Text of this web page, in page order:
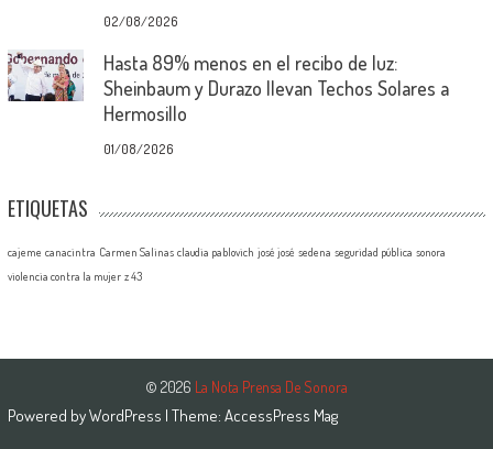
02/08/2026
Hasta 89% menos en el recibo de luz:
Sheinbaum y Durazo llevan Techos Solares a
Hermosillo
01/08/2026
ETIQUETAS
cajeme canacintra Carmen Salinas claudia pablovich josé josé sedena seguridad pública sonora
violencia contra la mujer z 43
© 2026 La Nota Prensa De Sonora
Powered byWordPress | Theme: AccessPress Mag